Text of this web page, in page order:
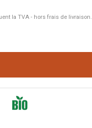
la TVA - hors frais de livraison.